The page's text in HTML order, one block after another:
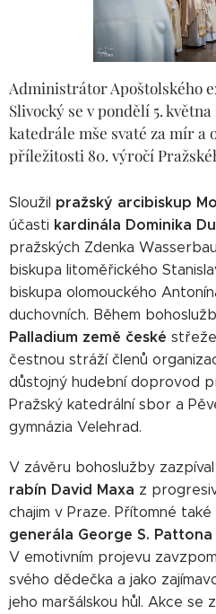
Administrátor Apoštolského
Slivocký se v pondělí 5.
katedrále mše svaté za mír a
příležitosti 80. výročí
Sloužil pražský arcibiskup
účasti kardinála Dominika
pražských Zdenka
biskupa litoměřického
biskupa olomouckého
duchovních. Během
Palladium země české
čestnou stráží členů
důstojný hudební doprovod
Pražský katedrální sbor a
gymnázia Velehrad.
V závěru bohoslužby zazpíval
rabín David Maxa z
chajim v Praze. Přítomné
generála George S.
V emotivním projevu
svého dědečka a jako
jeho maršálskou hůl. Akce se